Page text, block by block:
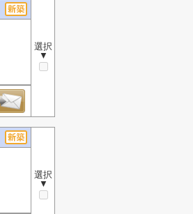
選択
▼
選択
▼